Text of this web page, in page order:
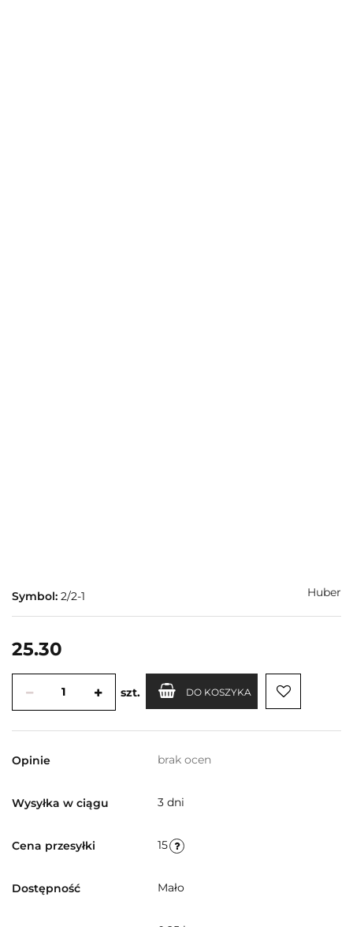
Symbol: 2/2-1 Huber
25.30
szt. DO KOSZYKA
Opinie brak ocen
Wysyłka w ciągu 3 dni
Cena przesyłki 15
Dostępność Mało